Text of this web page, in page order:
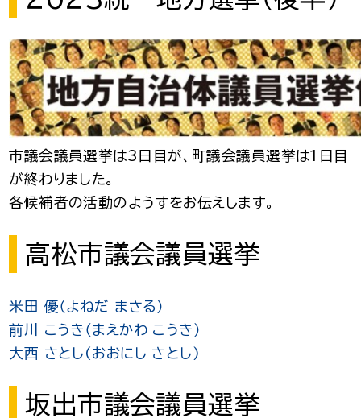
市議会議員選挙は3日目が、町議会議員選挙は1日目
が終わりました。
各候補者の活動のようすをお伝えします。
高松市議会議員選挙
米田 優（よねだ まさる）
前川 こうき（まえかわ こうき）
大西 さとし(おおにし さとし)
坂出市議会議員選挙